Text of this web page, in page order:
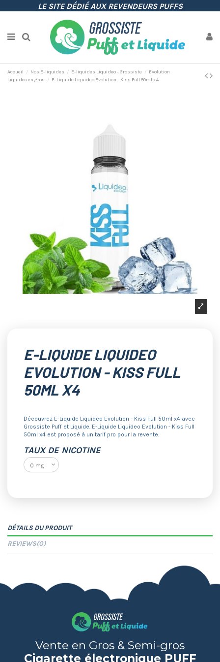
LE SITE DÉDIÉ AUX REVENDEURS PUFFS
Accueil Nos E-liquides E-liquides Liquideo - Grossiste
Evolution
Liquideo en gros
E-Liquide Liquideo Evolution - Kiss Full 50ml x4
E-LIQUIDE LIQUIDEO
EVOLUTION - KISS FULL
50ML X4
Découvrez E-Liquide Liquideo Evolution - Kiss Full 50ml x4 avec
Grossiste Puff et Liquide. E-Liquide Liquideo Evolution - Kiss Full
50ml x4 est proposé à un tarif pro pour la revente.
TAUX DE NICOTINE
DÉTAILS DU PRODUIT
REVIEWS(0)
Vente en Gros & Semi-gros
Cigarette électronique PUFF